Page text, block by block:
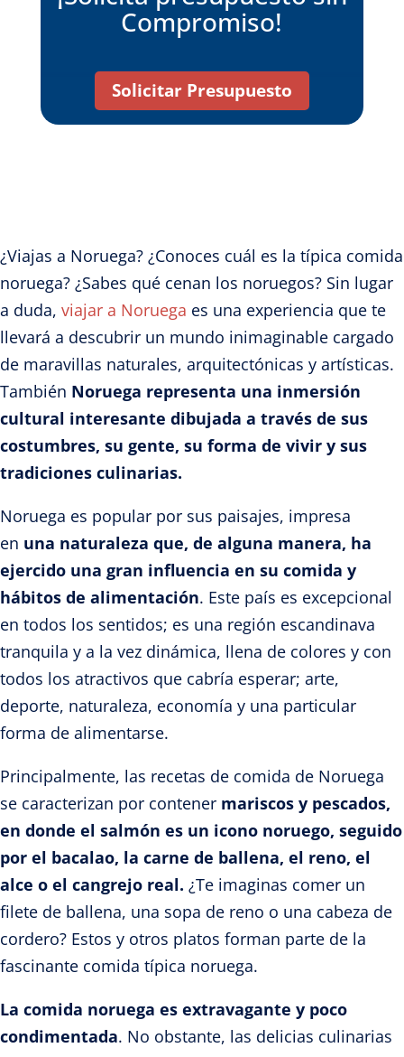
Compromiso!
Solicitar Presupuesto
¿Viajas a Noruega? ¿Conoces cuál es la típica comida
noruega? ¿Sabes qué cenan los noruegos? Sin lugar
a duda, viajar a Noruega es una experiencia que te
llevará a descubrir un mundo inimaginable cargado
de maravillas naturales, arquitectónicas y artísticas.
También Noruega representa una inmersión
cultural interesante dibujada a través de sus
costumbres, su gente, su forma de vivir y sus
tradiciones culinarias.
Noruega es popular por sus paisajes, impresa
en una naturaleza que, de alguna manera, ha
ejercido una gran influencia en su comida y
hábitos de alimentación. Este país es excepcional
en todos los sentidos; es una región escandinava
tranquila y a la vez dinámica, llena de colores y con
todos los atractivos que cabría esperar; arte,
deporte, naturaleza, economía y una particular
forma de alimentarse.
Principalmente, las recetas de comida de Noruega
se caracterizan por contener mariscos y pescados,
en donde el salmón es un icono noruego, seguido
por el bacalao, la carne de ballena, el reno, el
alce o el cangrejo real. ¿Te imaginas comer un
filete de ballena, una sopa de reno o una cabeza de
cordero? Estos y otros platos forman parte de la
fascinante comida típica noruega.
La comida noruega es extravagante y poco
condimentada. No obstante, las delicias culinarias